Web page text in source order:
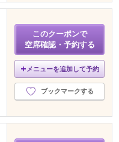
このクーポンで
空席確認・予約する
メニューを追加して予約
ブックマークする